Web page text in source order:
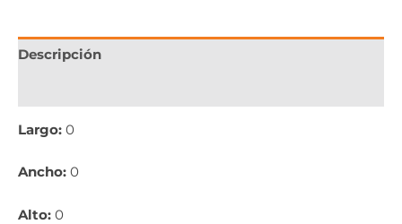
Descripción
Largo: 0
Ancho: 0
Alto: 0